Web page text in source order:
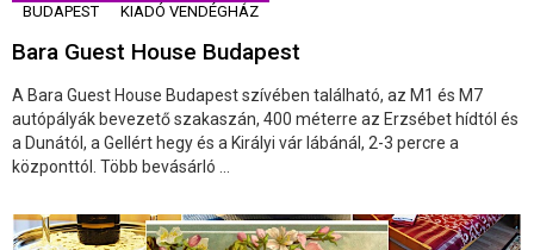
BUDAPEST KIADÓ VENDÉGHÁZ
Bara Guest House Budapest
A Bara Guest House Budapest szívében található, az M1 és M7
autópályák bevezető szakaszán, 400 méterre az Erzsébet hídtól és
a Dunától, a Gellért hegy és a Királyi vár lábánál, 2-3 percre a
központtól. Több bevásárló ...